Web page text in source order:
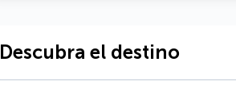
Descubra el destino